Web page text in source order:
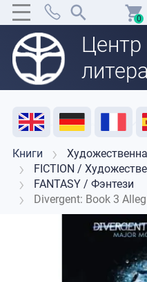
Центр
0
Акция Распродажа Отзывы
Книги
FICTION /
FANTASY / Фэнтези
Divergent: Book 3